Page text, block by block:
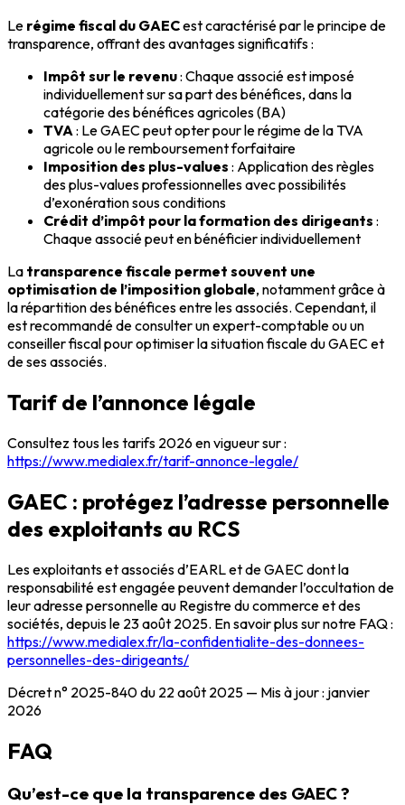
Le régime fiscal du GAECest caractérisé par le principe de
transparence, offrant des avantages significatifs :
Impôt sur le revenu: Chaque associé est imposé
individuellement sur sa part des bénéfices, dans la
catégorie des bénéfices agricoles (BA)
TVA: Le GAEC peut opter pour le régime de la TVA
agricole ou le remboursement forfaitaire
Imposition des plus-values : Application des règles
des plus-values professionnelles avec possibilités
d’exonération sous conditions
Crédit d’impôt pour la formation des dirigeants :
Chaque associé peut en bénéficier individuellement
La transparence fiscale permet souvent une
optimisation de l’imposition globale, notamment grâce à
la répartition des bénéfices entre les associés. Cependant, il
est recommandé de consulter un expert-comptable ou un
conseiller fiscal pour optimiser la situation fiscale du GAEC et
de ses associés.
Tarif de l’annonce légale
Consultez tous les tarifs 2026 en vigueur sur :
https://www.medialex.fr/tarif-annonce-legale/
GAEC : protégez l’adresse personnelle
des exploitants au RCS
Les exploitants et associés d’EARL et de GAEC dont la
responsabilité est engagée peuvent demander l’occultation de
leur adresse personnelle au Registre du commerce et des
sociétés, depuis le 23 août 2025. En savoir plus sur notre FAQ :
https://www.medialex.fr/la-confidentialite-des-donnees-
personnelles-des-dirigeants/
Décret n° 2025-840 du 22 août 2025 — Mis à jour : janvier
2026
FAQ
Qu’est-ce que la transparence des GAEC ?